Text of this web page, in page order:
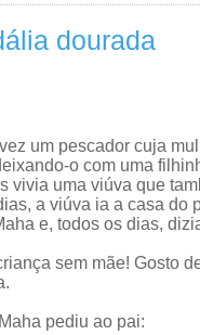
dourada
um pescador cuja
o com uma
vivia uma viúva que
a viúva ia a casa do
e, todos os dias,
sem mãe! Gosto
pediu ao pai: